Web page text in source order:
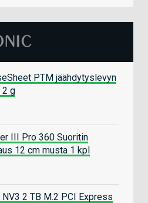
PTM jäähdytyslevyn
2 g
III Pro 360 Suoritin
12 cm musta 1 kpl
2 TB M.2 PCI Express